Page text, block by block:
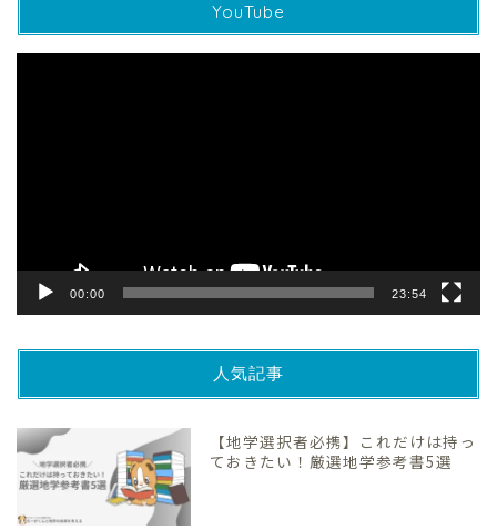
YouTube
00:00 23:54
人気記事
【地学選択者必携】これだけは持っ
ておきたい！厳選地学参考書5選